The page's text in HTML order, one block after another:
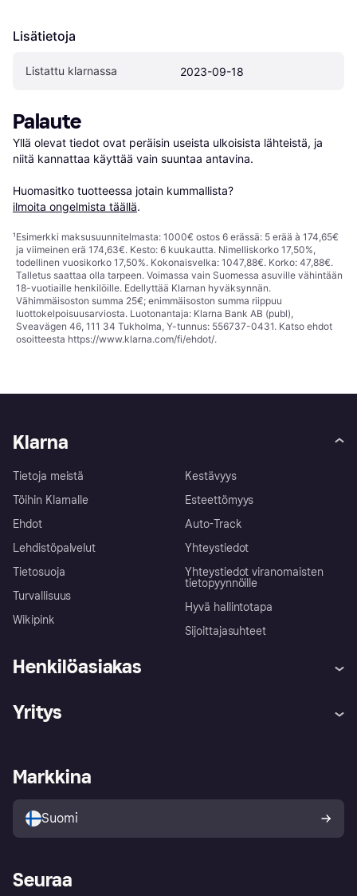
Lisätietoja
Listattu klarnassa 2023-09-18
Palaute
Yllä olevat tiedot ovat peräisin useista ulkoisista lähteistä, ja
niitä kannattaa käyttää vain suuntaa antavina.
Huomasitko tuotteessa jotain kummallista?
ilmoita ongelmista täällä.
¹Esimerkki maksusuunnitelmasta: 1000€ ostos 6 erässä: 5 erää à 174,65€
ja viimeinen erä 174,63€. Kesto: 6 kuukautta. Nimelliskorko 17,50%,
todellinen vuosikorko 17,50%. Kokonaisvelka: 1047,88€. Korko: 47,88€.
Talletus saattaa olla tarpeen. Voimassa vain Suomessa asuville vähintään
18-vuotiaille henkilöille. Edellyttää Klarnan hyväksynnän.
Vähimmäisoston summa 25€; enimmäisoston summa riippuu
luottokelpoisuusarviosta. Luotonantaja: Klarna Bank AB (publ),
Sveavägen 46, 111 34 Tukholma, Y-tunnus: 556737-0431. Katso ehdot
osoitteesta https://www.klarna.com/fi/ehdot/.
Klarna
Tietoja meistä
Töihin Klarnalle
Ehdot
Lehdistöpalvelut
Tietosuoja
Turvallisuus
Wikipink
Kestävyys
Esteettömyys
Auto-Track
Yhteystiedot
Yhteystiedot viranomaisten
tietopyynnöille
Hyvä hallintotapa
Sijoittajasuhteet
Henkilöasiakas
Ohje
Kirjaudu sisään
Tutustu kauppoihin
Ostajan turva
Yritys
Kirjaudu sisään yrityksenä
Markkina
Suomi
Seuraa